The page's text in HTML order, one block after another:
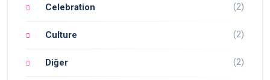
Celebration (2)
Culture (2)
Diğer (2)